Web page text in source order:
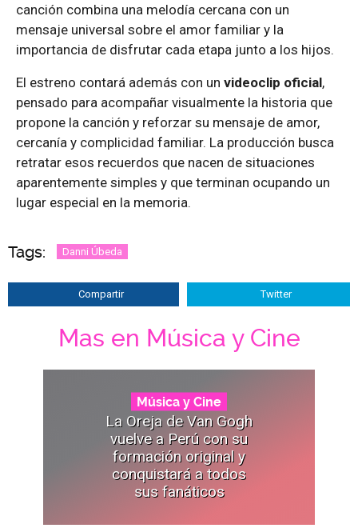
canción combina una melodía cercana con un
mensaje universal sobre el amor familiar y la
importancia de disfrutar cada etapa junto a los hijos.
El estreno contará además con un videoclip oficial,
pensado para acompañar visualmente la historia que
propone la canción y reforzar su mensaje de amor,
cercanía y complicidad familiar. La producción busca
retratar esos recuerdos que nacen de situaciones
aparentemente simples y que terminan ocupando un
lugar especial en la memoria.
Tags: Danni Úbeda
Compartir Twitter
Mas en Música y Cine
Música y Cine
La Oreja de Van Gogh
vuelve a Perú con su
formación original y
conquistará a todos
sus fanáticos